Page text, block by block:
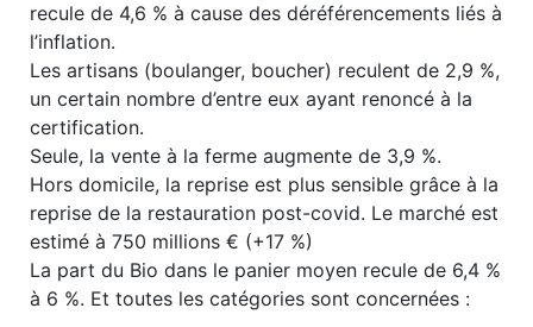
recule de 4,6 % à cause des déréférencements liés à
l’inflation.
Les artisans (boulanger, boucher) reculent de 2,9 %,
un certain nombre d’entre eux ayant renoncé à la
certification.
Seule, la vente à la ferme augmente de 3,9 %.
Hors domicile, la reprise est plus sensible grâce à la
reprise de la restauration post-covid. Le marché est
estimé à 750 millions € (+17 %)
La part du Bio dans le panier moyen recule de 6,4 %
à 6 %. Et toutes les catégories sont concernées :